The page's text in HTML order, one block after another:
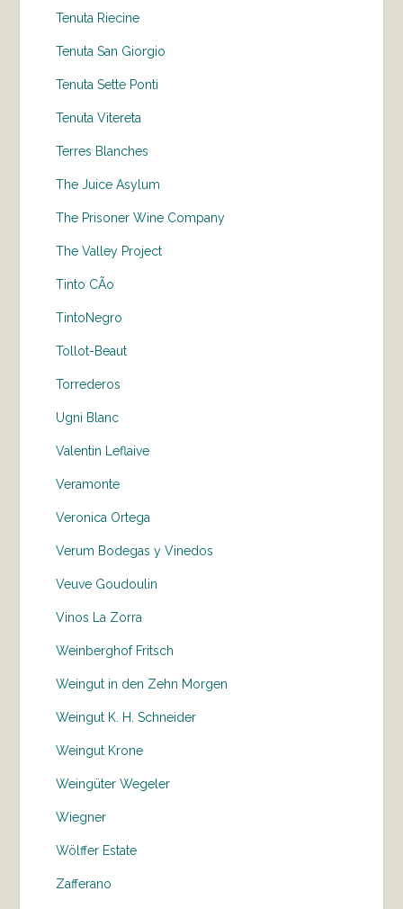
Tenuta Riecine
Tenuta San Giorgio
Tenuta Sette Ponti
Tenuta Vitereta
Terres Blanches
The Juice Asylum
The Prisoner Wine Company
The Valley Project
Tinto CÃo
TintoNegro
Tollot-Beaut
Torrederos
Ugni Blanc
Valentin Leflaive
Veramonte
Veronica Ortega
Verum Bodegas y Vinedos
Veuve Goudoulin
Vinos La Zorra
Weinberghof Fritsch
Weingut in den Zehn Morgen
Weingut K. H. Schneider
Weingut Krone
Weingüter Wegeler
Wiegner
Wölffer Estate
Zafferano